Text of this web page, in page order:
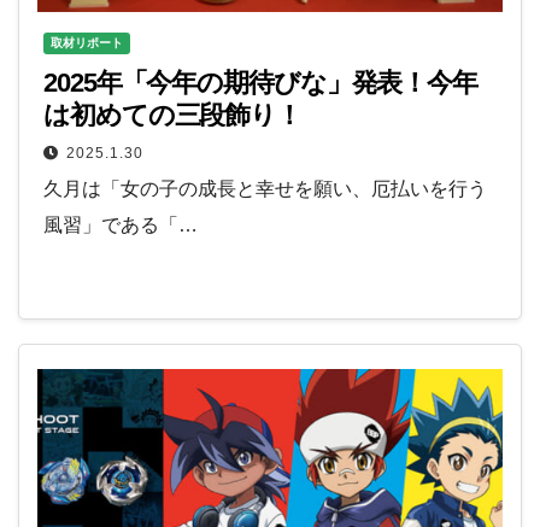
取材リポート
2025年「今年の期待びな」発表！今年
は初めての三段飾り！
2025.1.30
久月は「女の子の成長と幸せを願い、厄払いを行う
風習」である「…